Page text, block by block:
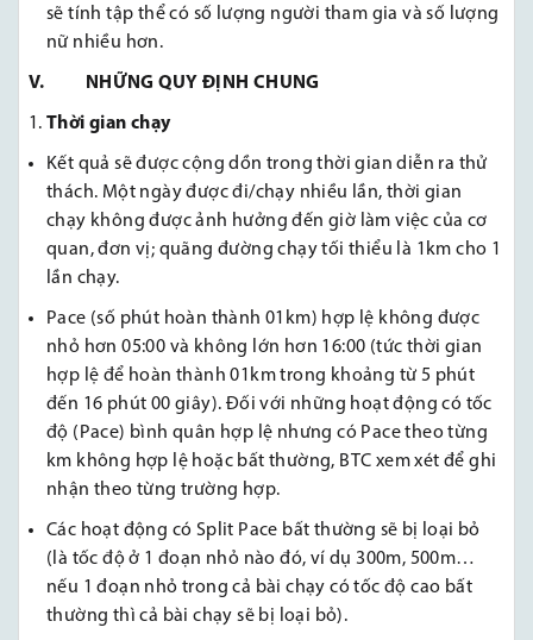
sẽ tính tập thể có số lượng người tham gia và số lượng
nữ nhiều hơn.
V. NHỮNG QUY ĐỊNH CHUNG
Thời gian chạy
Kết quả sẽ được cộng dồn trong thời gian diễn ra thử
thách. Một ngày được đi/chạy nhiều lần, thời gian
chạy không được ảnh hưởng đến giờ làm việc của cơ
quan, đơn vị; quãng đường chạy tối thiểu là 1km cho 1
lần chạy.
Pace (số phút hoàn thành 01km) hợp lệ không được
nhỏ hơn 05:00 và không lớn hơn 16:00 (tức thời gian
hợp lệ để hoàn thành 01km trong khoảng từ 5 phút
đến 16 phút 00 giây). Đối với những hoạt động có tốc
độ (Pace) bình quân hợp lệ nhưng có Pace theo từng
km không hợp lệ hoặc bất thường, BTC xem xét để ghi
nhận theo từng trường hợp.
Các hoạt động có Split Pace bất thường sẽ bị loại bỏ
(là tốc độ ở 1 đoạn nhỏ nào đó, ví dụ 300m, 500m…
nếu 1 đoạn nhỏ trong cả bài chạy có tốc độ cao bất
thường thì cả bài chạy sẽ bị loại bỏ).